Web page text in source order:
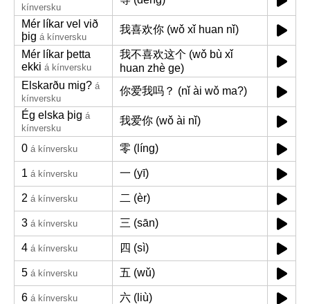
kínversku
Mér líkar vel við
þig á kínversku
我喜欢你 (wǒ xǐ huan nǐ)
Mér líkar þetta
ekki á kínversku
我不喜欢这个 (wǒ bù xǐ
huan zhè ge)
Elskarðu mig? á
kínversku
你爱我吗？ (nǐ ài wǒ ma?)
Ég elska þig á
kínversku
我爱你 (wǒ ài nǐ)
0 á kínversku 零 (líng)
1 á kínversku 一 (yī)
2 á kínversku 二 (èr)
3 á kínversku 三 (sān)
4 á kínversku 四 (sì)
5 á kínversku 五 (wǔ)
6 á kínversku 六 (liù)